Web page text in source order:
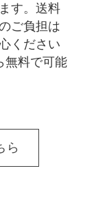
す。送料
ご負担は
ください
無料で可能
ら